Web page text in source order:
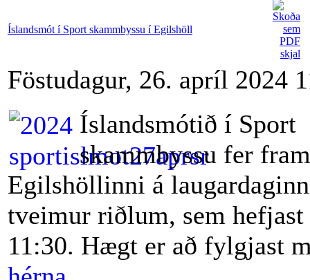
Íslandsmót í Sport skammbyssu í Egilshöll
Föstudagur, 26. apríl 2024
Íslandsmótið í Sport
skammbyssu fer
Egilshöllinni á
tveimur riðlum, sem
11:30. Hægt er að fylgjast